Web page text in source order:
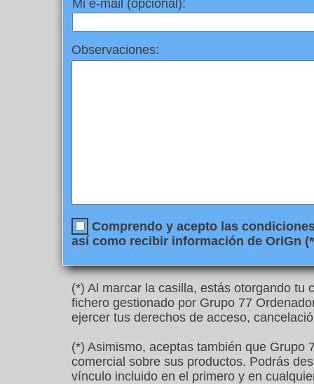
Mi e-mail (opcional):
Observaciones:
Comprendo y acepto las
así como recibir información de OriGn
(*) Al marcar la casilla, estás otorgando tu
fichero gestionado por Grupo 77
ejercer tus derechos de acceso,
(*) Asimismo, aceptas también que Grupo
comercial sobre sus productos. Podrás
vínculo incluido en el primero y en